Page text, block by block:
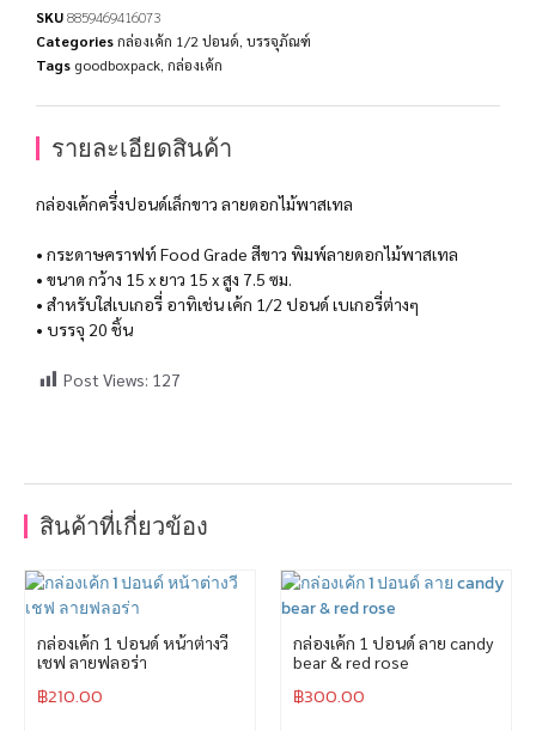
SKU8859469416073
Categoriesกล่องเค้ก 1/2 ปอนด์ บรรจุภัณฑ์
Tags goodboxpack กล่องเค้ก
รายละเอียดสินค้า
กล่องเค้กครึ่งปอนด์เล็กขาว ลายดอกไม้พาสเทล
• กระดาษคราฟท์ Food Grade สีขาว พิมพ์ลายดอกไม้พาสเทล
• ขนาด กว้าง 15 x ยาว 15 x สูง 7.5 ซม.
• สำหรับใส่เบเกอรี่ อาทิเช่น เค้ก 1/2 ปอนด์ เบเกอรี่ต่างๆ
• บรรจุ 20 ชิ้น
Post Views: 127
สินค้าที่เกี่ยวข้อง
กล่องเค้ก 1 ปอนด์ หน้าต่างวี
เชฟ ลายฟลอร่า
฿210.00
กล่องเค้ก 1 ปอนด์ ลาย candy
bear & red rose
฿300.00